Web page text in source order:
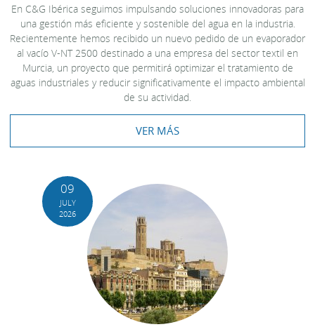
En C&G Ibérica seguimos impulsando soluciones innovadoras para
una gestión más eficiente y sostenible del agua en la industria.
Recientemente hemos recibido un nuevo pedido de un evaporador
al vacío V-NT 2500 destinado a una empresa del sector textil en
Murcia, un proyecto que permitirá optimizar el tratamiento de
aguas industriales y reducir significativamente el impacto ambiental
de su actividad.
VER MÁS
09
JULY
2026